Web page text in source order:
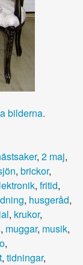
bilderna.
, 2 maj,
, brickor,
, fritid,
, husgeråd,
, krukor,
, muggar, musik,
,
, tidningar,